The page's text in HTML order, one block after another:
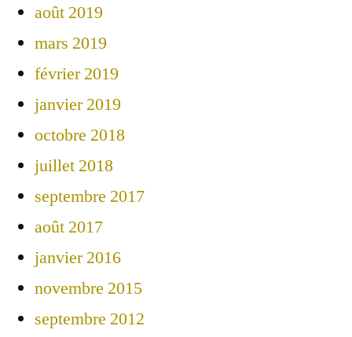
août 2019
mars 2019
février 2019
janvier 2019
octobre 2018
juillet 2018
septembre 2017
août 2017
janvier 2016
novembre 2015
septembre 2012